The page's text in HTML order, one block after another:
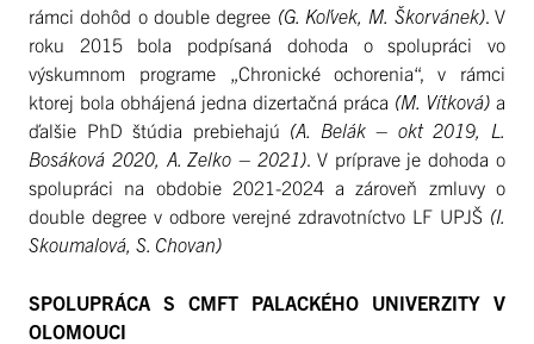
rámci dohôd o double degree (G. Koľvek, M. Škorvánek). V
roku 2015 bola podpísaná dohoda o spolupráci vo
výskumnom programe „Chronické ochorenia“, v rámci
ktorej bola obhájená jedna dizertačná práca (M. Vítková) a
ďalšie PhD štúdia prebiehajú (A. Belák – okt 2019, L.
Bosáková 2020, A. Zelko – 2021) . V príprave je dohoda o
spolupráci na obdobie 2021-2024 a zároveň zmluvy o
double degree v odbore verejné zdravotníctvo LF UPJŠ (I.
Skoumalová, S. Chovan)
SPOLUPRÁCA S CMFT PALACKÉHO UNIVERZITY V
OLOMOUCI